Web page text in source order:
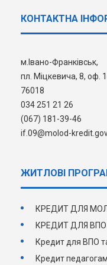
zmina-umov-
prohramoiu-
vnutrishno-
КОНТАКТНА
м.Івано-Франківськ,
пл. Міцкевича, 8, оф.
76018
034 251 21 26
(067) 181-39-46
if.09@molod-
ЖИТЛОВІ
КРЕДИТ ДЛЯ
КРЕДИТ ДЛЯ ВПО
Кредит для ВПО
Кредит педагогам